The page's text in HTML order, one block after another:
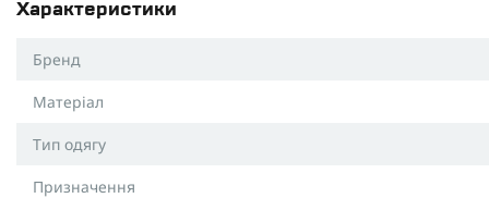
Вентиляційні отвори
Потопоглинаюча вставка
роблячи її ідеальним вибором для активного
Характеристики
Бренд
Матеріал
Тип одягу
Призначення